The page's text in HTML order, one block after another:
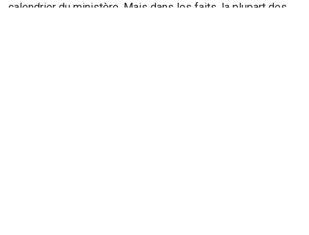
calendrier du ministère. Mais dans les faits, la plupart des